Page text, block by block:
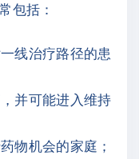
包括：
线治疗路径的患
并可能进入维持
物机会的家庭；